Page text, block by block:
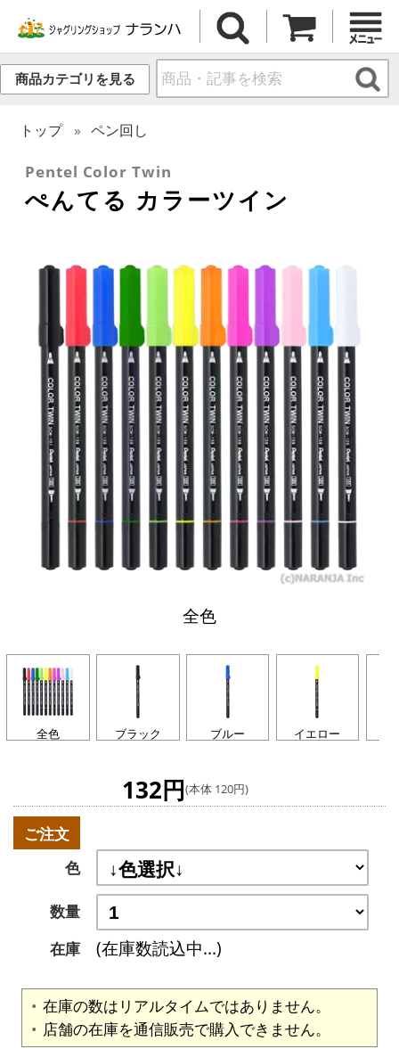
商品カテゴリを見る
トップ ペン回し
Pentel Color Twin
ぺんてる カラーツイン
全色
全色 ブラック ブルー イエロー
132円(本体 120円)
ご注文
色
数量
在庫
(在庫数読込中...)
在庫の数はリアルタイムではありません。
店舗の在庫を通信販売で購入できません。